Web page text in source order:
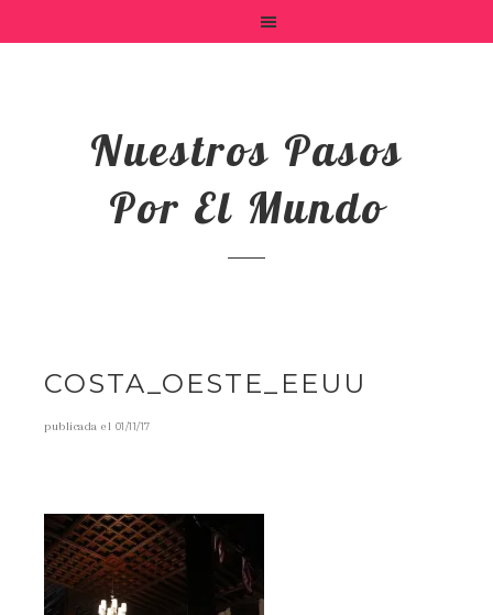
Nuestros Pasos
Por El Mundo
COSTA_OESTE_EEUU
publicada el 01/11/17